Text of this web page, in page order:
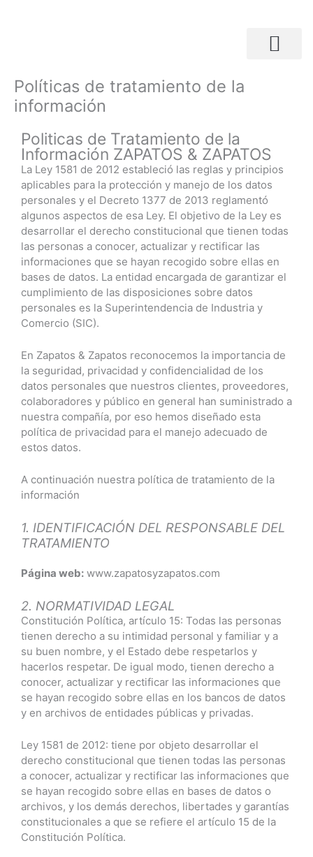
Políticas de tratamiento de la
información
Politicas de Tratamiento de la
Información ZAPATOS & ZAPATOS
La Ley 1581 de 2012 estableció las reglas y principios
aplicables para la protección y manejo de los datos
personales y el Decreto 1377 de 2013 reglamentó
algunos aspectos de esa Ley. El objetivo de la Ley es
desarrollar el derecho constitucional que tienen todas
las personas a conocer, actualizar y rectificar las
informaciones que se hayan recogido sobre ellas en
bases de datos. La entidad encargada de garantizar el
cumplimiento de las disposiciones sobre datos
personales es la Superintendencia de Industria y
Comercio (SIC).
En Zapatos & Zapatos reconocemos la importancia de
la seguridad, privacidad y confidencialidad de los
datos personales que nuestros clientes, proveedores,
colaboradores y público en general han suministrado a
nuestra compañía, por eso hemos diseñado esta
política de privacidad para el manejo adecuado de
estos datos.
A continuación nuestra política de tratamiento de la
información
1. IDENTIFICACIÓN DEL RESPONSABLE DEL
TRATAMIENTO
Página web: www.zapatosyzapatos.com
2. NORMATIVIDAD LEGAL
Constitución Política, artículo 15: Todas las personas
tienen derecho a su intimidad personal y familiar y a
su buen nombre, y el Estado debe respetarlos y
hacerlos respetar. De igual modo, tienen derecho a
conocer, actualizar y rectificar las informaciones que
se hayan recogido sobre ellas en los bancos de datos
y en archivos de entidades públicas y privadas.
Ley 1581 de 2012: tiene por objeto desarrollar el
derecho constitucional que tienen todas las personas
a conocer, actualizar y rectificar las informaciones que
se hayan recogido sobre ellas en bases de datos o
archivos, y los demás derechos, libertades y garantías
constitucionales a que se refiere el artículo 15 de la
Constitución Política.